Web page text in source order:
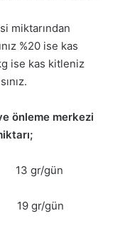
miktarından
%20 ise kas
ise kas kitleniz
önleme merkezi
gr/gün
gr/gün